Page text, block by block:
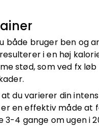
bruger ben og
i en høj
stød, som ved fx
du varierer din
en effektiv måde
4 gange om ugen i